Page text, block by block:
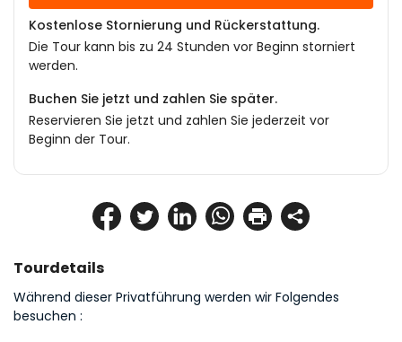
Tourdetails
Während dieser Privatführung werden wir Folgendes
besuchen :
Kostenlose Stornierung und Rückerstattung.
Die Tour kann bis zu 24 Stunden vor Beginn storniert
werden.
Buchen Sie jetzt und zahlen Sie später.
Reservieren Sie jetzt und zahlen Sie jederzeit vor
Beginn der Tour.